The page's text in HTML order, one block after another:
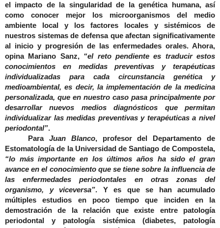
el impacto de la singularidad de la genética humana, así
como conocer mejor los microorganismos del medio
ambiente local y los factores locales y sistémicos de
nuestros sistemas de defensa que afectan significativamente
al inicio y progresión de las enfermedades orales. Ahora,
opina Mariano Sanz, “el reto pendiente es traducir estos
conocimientos en medidas preventivas y terapéuticas
individualizadas para cada circunstancia genética y
medioambiental, es decir, la implementación de la medicina
personalizada, que en nuestro caso pasa principalmente por
desarrollar nuevos medios diagnósticos que permitan
individualizar las medidas preventivas y terapéuticas a nivel
periodontal”.
Para Juan Blanco, profesor del Departamento de
Estomatología de la Universidad de Santiago de Compostela,
“lo más importante en los últimos años ha sido el gran
avance en el conocimiento que se tiene sobre la influencia de
las enfermedades periodontales en otras zonas del
organismo, y viceversa”. Y es que se han acumulado
múltiples estudios en poco tiempo que inciden en la
demostración de la relación que existe entre patología
periodontal y patología sistémica (diabetes, patología